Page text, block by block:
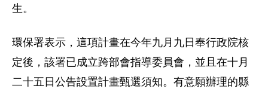
生。
環保署表示，這項計畫在今年九月九日奉行政院核
定後，該署已成立跨部會指導委員會，並且在十月
二十五日公告設置計畫甄選須知。有意願辦理的縣